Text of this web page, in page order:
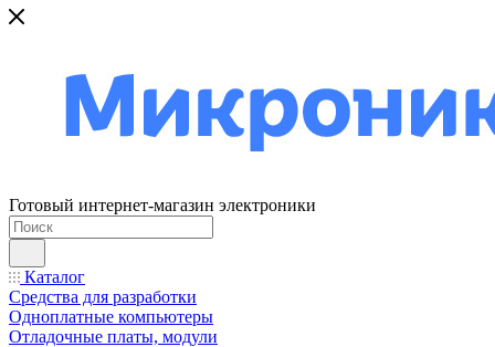
Готовый интернет-магазин электроники
Каталог
Средства для разработки
Одноплатные компьютеры
Отладочные платы, модули